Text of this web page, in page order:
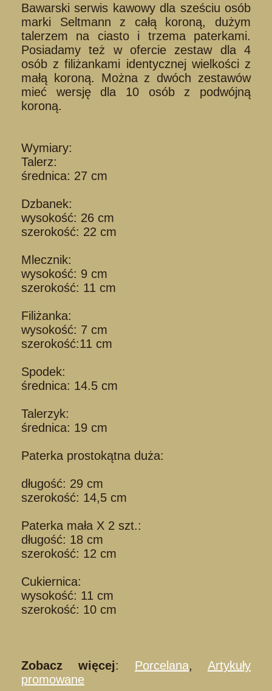
Bawarski serwis kawowy dla sześciu osób
marki Seltmann z całą koroną, dużym
talerzem na ciasto i trzema paterkami.
Posiadamy też w ofercie zestaw dla 4
osób z filiżankami identycznej wielkości z
małą koroną. Można z dwóch zestawów
mieć wersję dla 10 osób z podwójną
koroną.
Wymiary:
Talerz:
średnica: 27 cm
Dzbanek:
wysokość: 26 cm
szerokość: 22 cm
Mlecznik:
wysokość: 9 cm
szerokość: 11 cm
Filiżanka:
wysokość: 7 cm
szerokość:11 cm
Spodek:
średnica: 14.5 cm
Talerzyk:
średnica: 19 cm
Paterka prostokątna duża:
długość: 29 cm
szerokość: 14,5 cm
Paterka mała X 2 szt.:
długość: 18 cm
szerokość: 12 cm
Cukiernica:
wysokość: 11 cm
szerokość: 10 cm
Zobacz więcej: Porcelana, Artykuły
promowane